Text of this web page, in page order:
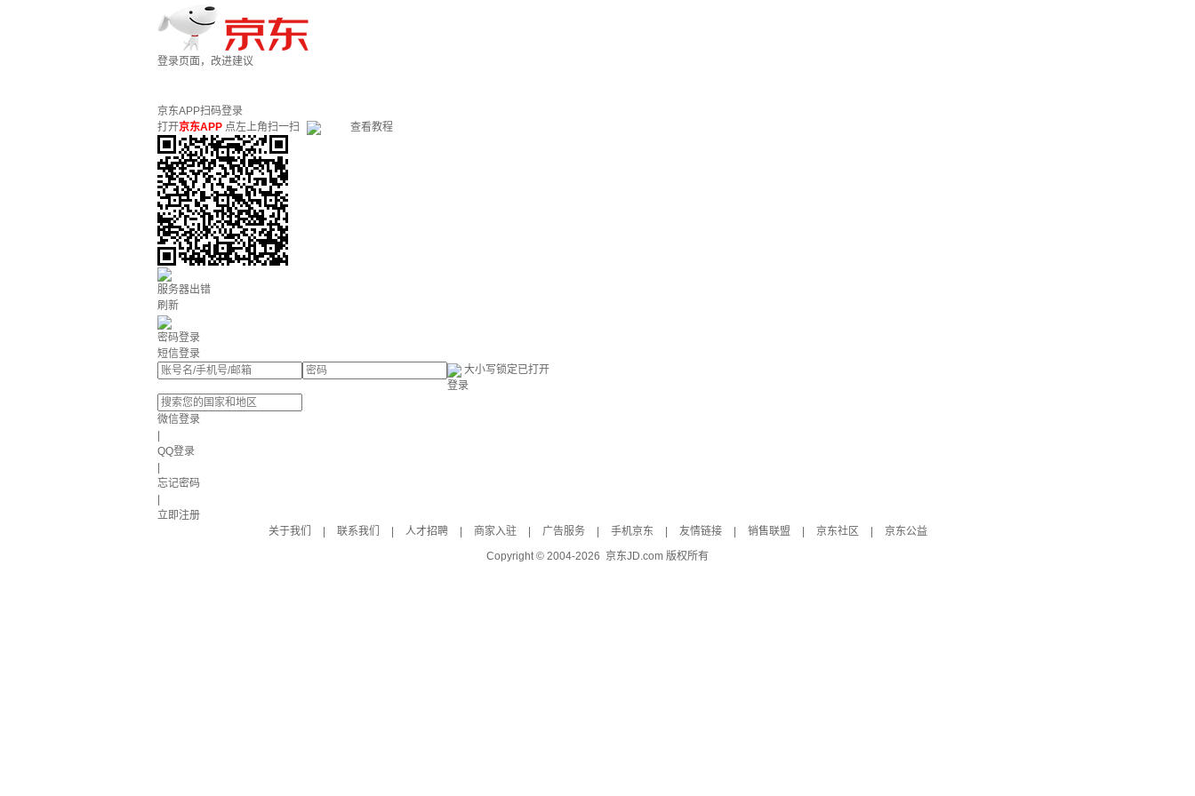
登录页面，改进建议
京东APP扫码登录
打开京东APP 点左上角扫一扫 查看教程
服务器出错
刷新
密码登录
短信登录
大小写锁定已打开
登录
微信登录
QQ登录
忘记密码
立即注册
关于我们
联系我们 人才招聘 商家入驻 广告服务 手机京东 友情链接 销售联盟 京东社区
京东公益
Copyright © 2004-2026 京东JD.com 版权所有